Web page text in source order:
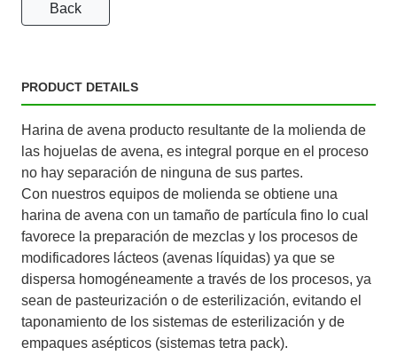
Back
PRODUCT DETAILS
Harina de avena producto resultante de la molienda de
las hojuelas de avena, es integral porque en el proceso
no hay separación de ninguna de sus partes.
Con nuestros equipos de molienda se obtiene una
harina de avena con un tamaño de partícula fino lo cual
favorece la preparación de mezclas y los procesos de
modificadores lácteos (avenas líquidas) ya que se
dispersa homogéneamente a través de los procesos, ya
sean de pasteurización o de esterilización, evitando el
taponamiento de los sistemas de esterilización y de
empaques asépticos (sistemas tetra pack).